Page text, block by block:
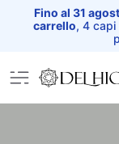
Fino al 31
carrello, 4 capi
Home